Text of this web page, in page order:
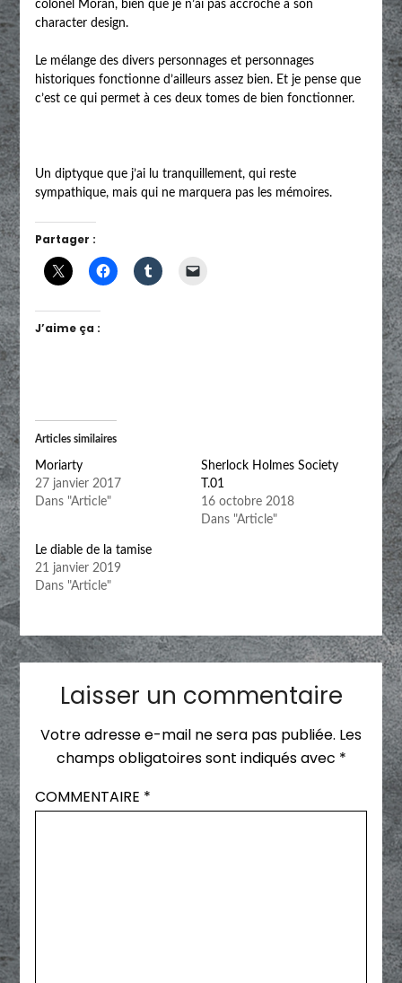
colonel Moran, bien que je n’ai pas accroché à son
character design.
Le mélange des divers personnages et personnages
historiques fonctionne d’ailleurs assez bien. Et je pense que
c’est ce qui permet à ces deux tomes de bien fonctionner.
Un diptyque que j’ai lu tranquillement, qui reste
sympathique, mais qui ne marquera pas les mémoires.
Partager :
J’aime ça :
Articles similaires
Moriarty
27 janvier 2017
Dans "Article"
Sherlock Holmes Society
T.01
16 octobre 2018
Dans "Article"
Le diable de la tamise
21 janvier 2019
Dans "Article"
Laisser un commentaire
Votre adresse e-mail ne sera pas publiée. Les
champs obligatoires sont indiqués avec *
COMMENTAIRE *